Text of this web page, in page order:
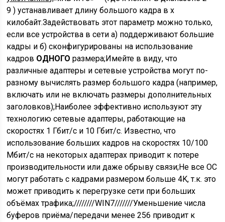
9 ) устанавливает длину большого кадра в x
килобайт.Задействовать этот параметр можно только,
если все устройства в сети а) поддерживают большие
кадры и б) сконфигурированы на использование
кадров ОДНОГО размера;Имейте в виду, что
различные адаптеры и сетевые устройства могут по-
разному вычислять размер большого кадра (например,
включать или не включать размеры дополнительных
заголовков);Наиболее эффективно используют эту
технологию сетевые адаптеры, работающие на
скоростях 1 Гбит/с и 10 Гбит/с. Известно, что
использование больших кадров на скоростях 10/100
Мбит/с на некоторых адаптерах приводит к потере
производительности или даже обрыву связи;Не все ОС
могут работать с кадрами размером больше 4K, т.к. это
может приводить к перегрузке сети при больших
объёмах трафика;////////WIN7///////Уменьшение числа
буферов приёма/передачи менее 256 приводит к